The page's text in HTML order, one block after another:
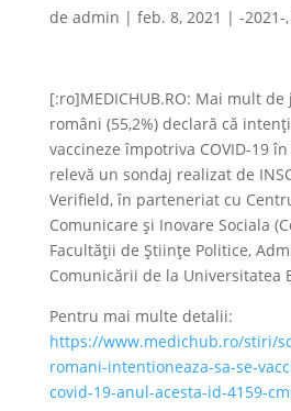
de admin | feb. 8, 2021 | -2021-,
[:ro]MEDICHUB.RO: Mai mult
români (55,2%) declară că
vaccineze împotriva COVID-19
relevă un sondaj realizat de
Verifield, în parteneriat cu
Comunicare şi Inovare Sociala
Facultăţii de Ştiinţe Politice,
Comunicării de la Universitatea
Pentru mai multe detalii:
https://www.medichub.ro/stiri/
romani-intentioneaza-sa-se-
covid-19-anul-acesta-id-4159-